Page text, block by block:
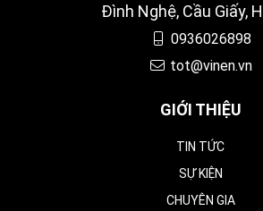
Đình Nghệ, Cầu Giấy,
0936026898
tot@vinen.vn
GIỚI THIỆU
TIN TỨC
SỰ KIỆN
CHUYÊN GIA